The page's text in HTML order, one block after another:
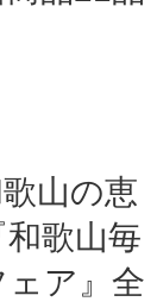
山の恵
歌山毎
ア』全